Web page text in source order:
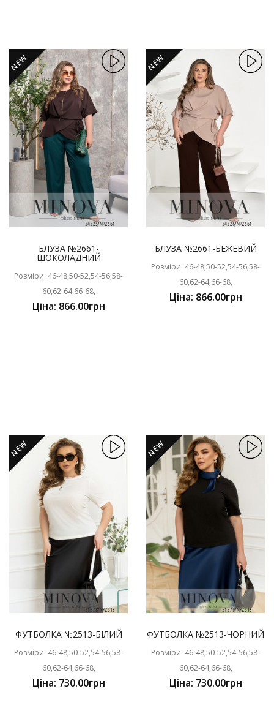
NEW
БЛУЗА №2661-
ШОКОЛАДНИЙ
Розміри: 46-48,50-52,54-56,58-
60,62-64,66-68,
Ціна: 866.00грн
NEW
БЛУЗА №2661-БЕЖЕВИЙ
Розміри: 46-48,50-52,54-56,58-
60,62-64,66-68,
Ціна: 866.00грн
NEW
ФУТБОЛКА №2513-БІЛИЙ
Розміри: 46-48,50-52,54-56,58-
60,62-64,66-68,
Ціна: 730.00грн
NEW
ФУТБОЛКА №2513-ЧОРНИЙ
Розміри: 46-48,50-52,54-56,58-
60,62-64,66-68,
Ціна: 730.00грн